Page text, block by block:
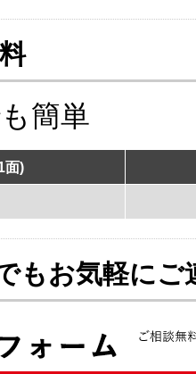
簡単
面)
もお気軽にご